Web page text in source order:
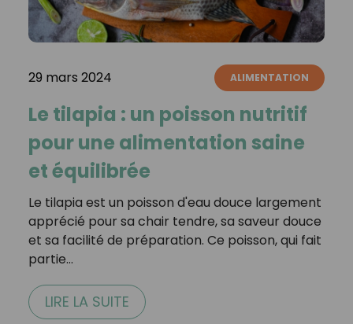
29 mars 2024 ALIMENTATION
Le tilapia : un poisson nutritif
pour une alimentation saine
et équilibrée
Le tilapia est un poisson d'eau douce largement
apprécié pour sa chair tendre, sa saveur douce
et sa facilité de préparation. Ce poisson, qui fait
partie…
LIRE LA SUITE